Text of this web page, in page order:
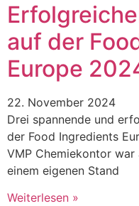
auf der
Europe
22. November 2024
Drei spannende und
der Food Ingredients
VMP Chemiekontor
einem eigenen Stand
Weiterlesen »